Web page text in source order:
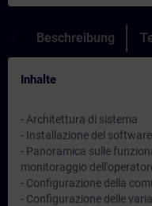
Beschreibung
Inhalte
- Architettura di sistema
- Installazione del
- Panoramica sulle
monitoraggio
- Configurazione della
- Configurazione delle